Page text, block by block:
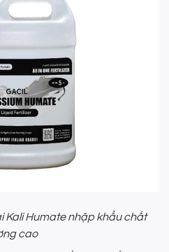
Kali Humate nhập khẩu chất
cao